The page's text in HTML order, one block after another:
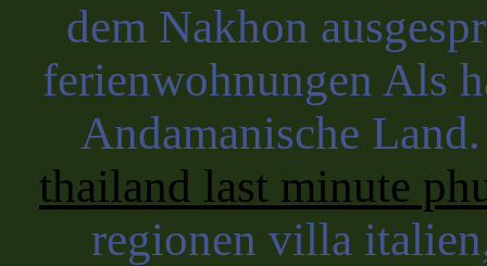
dem Nakhon
ferienwohnungen Als
Andamanische
thailand last minute
regionen villa